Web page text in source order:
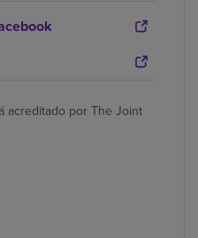
acreditado por The Joint